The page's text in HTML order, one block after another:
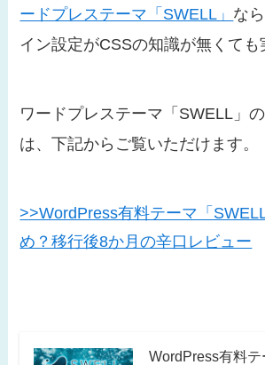
ードプレステーマ「SWELL」 な
イン設定がCSSの知識が無くても
ワードプレステーマ「SWELL」
は、下記からご覧いただけます。
>>WordPress有料テーマ「
め？移行後8か月の辛口レビュー
WordPress有料テ